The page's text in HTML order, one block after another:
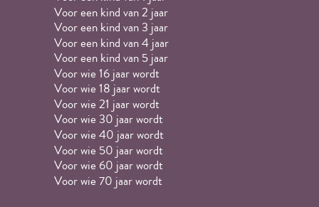
Voor een kind van 2 jaar
Voor een kind van 3 jaar
Voor een kind van 4 jaar
Voor een kind van 5 jaar
Voor wie 16 jaar wordt
Voor wie 18 jaar wordt
Voor wie 21 jaar wordt
Voor wie 30 jaar wordt
Voor wie 40 jaar wordt
Voor wie 50 jaar wordt
Voor wie 60 jaar wordt
Voor wie 70 jaar wordt